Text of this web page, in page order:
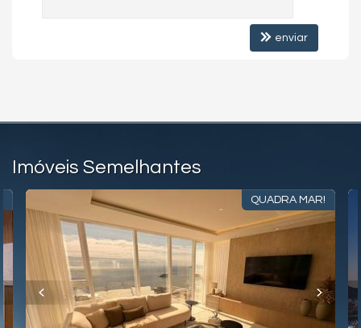
enviar
Imóveis Semelhantes
QUADRA MAR!